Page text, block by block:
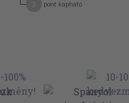
pont kapható